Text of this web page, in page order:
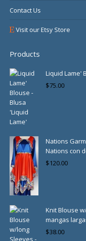
Contact Us
Visit our Etsy Store
Products
Liquid Lame'
$75.00
Nations
Nations con
$120.00
Knit Blouse
mangas
$38.00